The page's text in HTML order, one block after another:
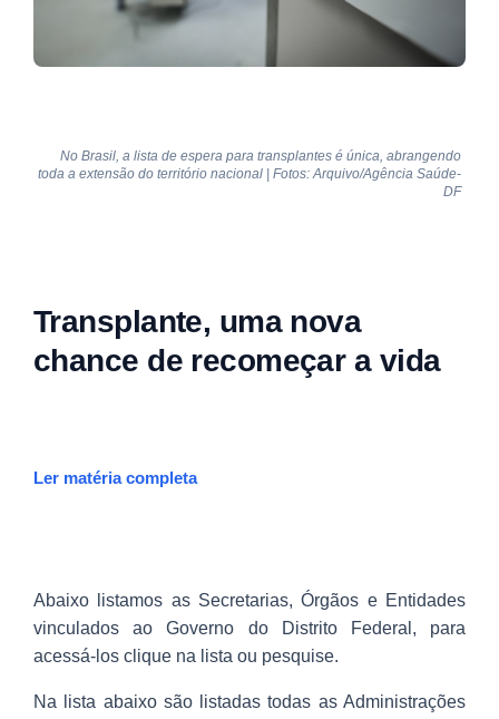
No Brasil, a lista de espera para transplantes é única, abrangendo
toda a extensão do território nacional | Fotos: Arquivo/Agência Saúde-
DF
Transplante, uma nova
chance de recomeçar a vida
Ler matéria completa
Abaixo listamos as Secretarias, Órgãos e Entidades
vinculados ao Governo do Distrito Federal, para
acessá-los clique na lista ou pesquise.
Na lista abaixo são listadas todas as Administrações